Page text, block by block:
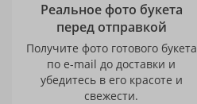
Реальное фото букета
перед отправкой
Получите фото готового букета
по e-mail до доставки и
убедитесь в его красоте и
свежести.